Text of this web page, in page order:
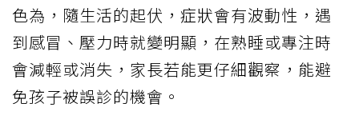
色為，隨生活的起伏，症狀會有波動性，遇
到感冒、壓力時就變明顯，在熟睡或專注時
會減輕或消失，家長若能更仔細觀察，能避
免孩子被誤診的機會。